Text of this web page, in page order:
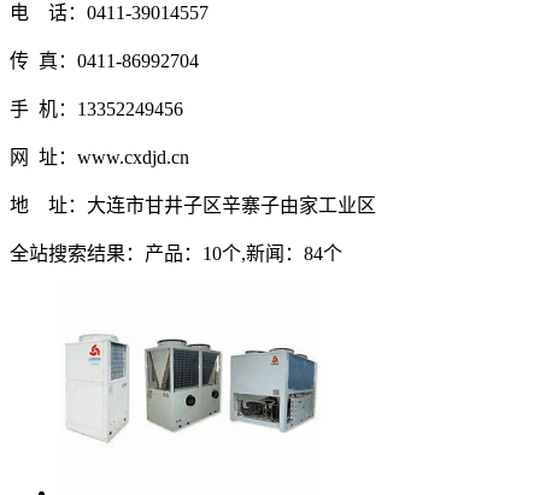
电 话：0411-39014557
传 真：0411-86992704
手 机：13352249456
网 址：www.cxdjd.cn
地 址：大连市甘井子区辛寨子由家工业区
全站搜索结果：产品：10个,新闻：84个